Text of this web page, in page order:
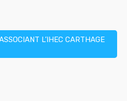
L’IHEC CARTHAGE